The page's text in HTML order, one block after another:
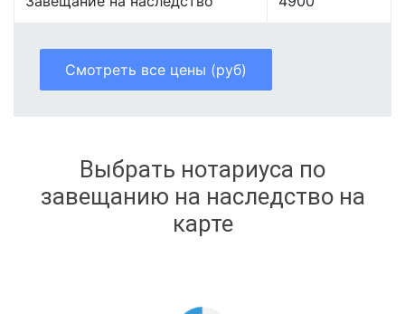
Смотреть все цены (руб)
Выбрать нотариуса по
завещанию на наследство на
карте